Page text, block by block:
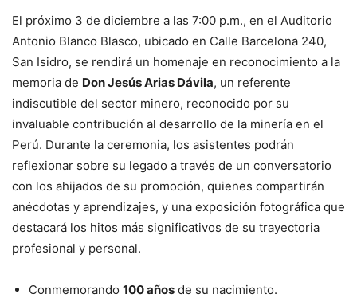
El próximo 3 de diciembre a las 7:00 p.m., en el Auditorio
Antonio Blanco Blasco, ubicado en Calle Barcelona 240,
San Isidro, se rendirá un homenaje en reconocimiento a la
memoria de Don Jesús Arias Dávila, un referente
indiscutible del sector minero, reconocido por su
invaluable contribución al desarrollo de la minería en el
Perú. Durante la ceremonia, los asistentes podrán
reflexionar sobre su legado a través de un conversatorio
con los ahijados de su promoción, quienes compartirán
anécdotas y aprendizajes, y una exposición fotográfica que
destacará los hitos más significativos de su trayectoria
profesional y personal.
Conmemorando 100 años de su nacimiento.